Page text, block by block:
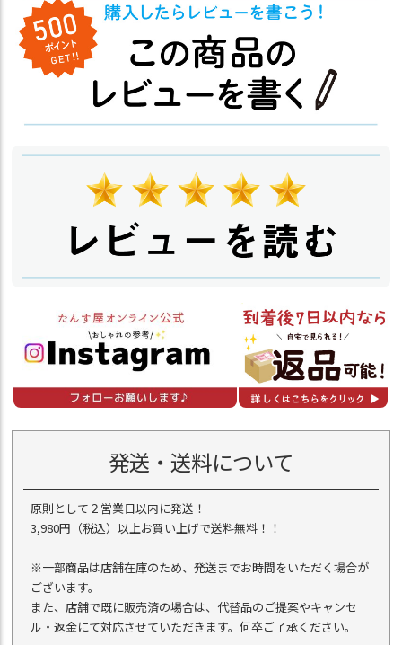
発送・送料について
原則として２営業日以内に発送！
3,980円（税込）以上お買い上げで送料無料！！
※一部商品は店舗在庫のため、発送までお時間をいただく場合が
ございます。
また、店舗で既に販売済の場合は、代替品のご提案やキャンセ
ル・返金にて対応させていただきます。何卒ご了承ください。